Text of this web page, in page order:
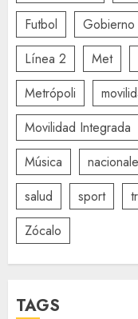
Futbol
Línea 2
Met
Metrópoli
Movilidad Integrada
Música
salud
sport
Zócalo
TAGS